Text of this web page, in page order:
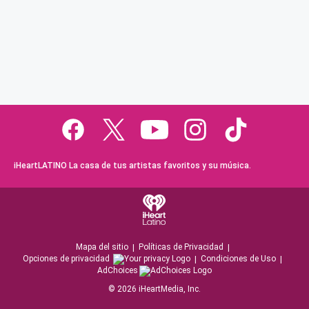
iHeartLATINO La casa de tus artistas favoritos y su música.
Mapa del sitio
Políticas de Privacidad
Opciones de privacidad
Condiciones de Uso
AdChoices
© 2026 iHeartMedia, Inc.